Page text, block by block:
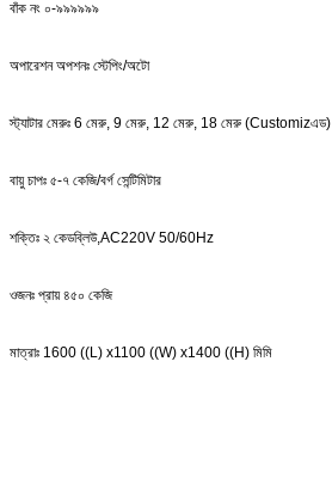
বাঁক নং ০-৯৯৯৯৯৯
অপারেশন অপশনঃ স্টেপিং/অটো
স্ট্যাটার মেরুঃ 6 মেরু, 9 মেরু, 12 মেরু, 18 মেরু (Customizএড)
বায়ু চাপঃ ৫-৭ কেজি/বর্গ সেন্টিমিটার
শক্তিঃ ২ কেডব্লিউ,AC220V 50/60Hz
ওজনঃ প্রায় ৪৫০ কেজি
মাত্রাঃ 1600 ((L) x1100 ((W) x1400 ((H) মিমি